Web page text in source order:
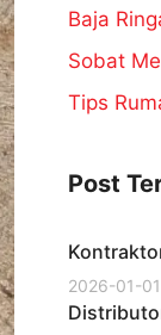
Baja
Sobat
Tips
Post
2026-01-01